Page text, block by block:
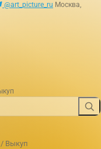
@art_picture_ru Москва,
Выкуп